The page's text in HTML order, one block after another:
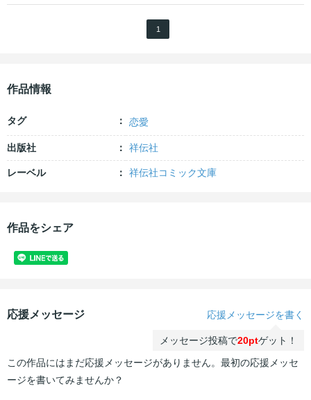
1
作品情報
タグ 恋愛
出版社 祥伝社
レーベル 祥伝社コミック文庫
作品をシェア
応援メッセージ 応援メッセージを書く
メッセージ投稿で20ptゲット！
この作品にはまだ応援メッセージがありません。最初の応援メッセ
ージを書いてみませんか？